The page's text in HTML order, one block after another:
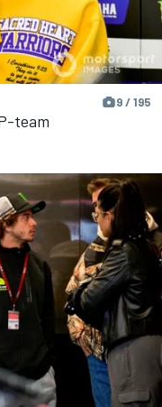
9 / 195
team